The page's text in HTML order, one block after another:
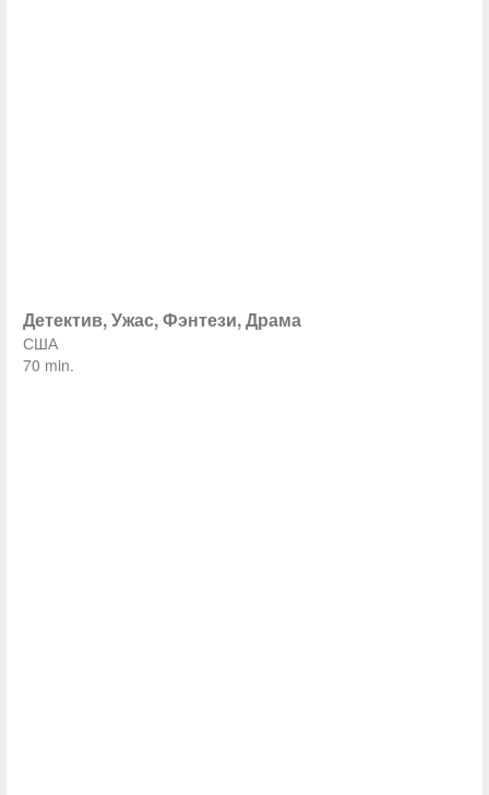
Детектив, Ужас, Фэнтези, Драма
США
70 min.